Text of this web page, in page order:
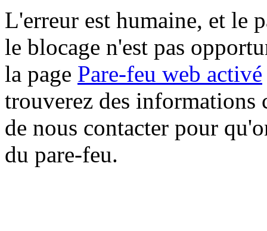
L'erreur est humaine, et le
le blocage n'est pas
la page Pare-feu web activé
trouverez des informations
de nous contacter pour
du pare-feu.